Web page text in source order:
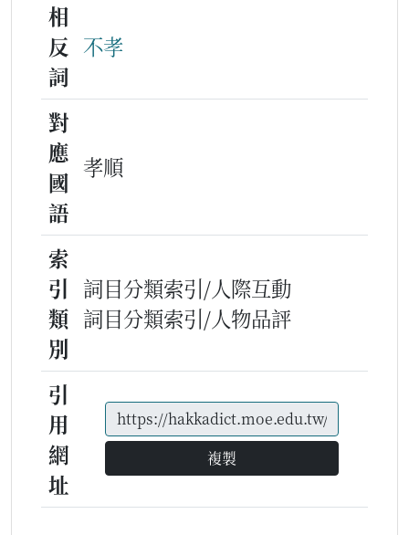
相
反
詞
不孝
對
應
國
語
孝順
索
引
類
別
詞目分類索引/人際互動
詞目分類索引/人物品評
引
用
網
址
複製